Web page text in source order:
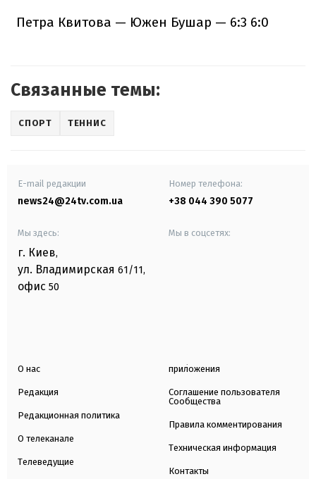
Петра Квитова — Южен Бушар — 6:3 6:0
Связанные темы:
СПОРТ ТЕННИС
E-mail редакции
news24@24tv.com.ua
Номер телефона:
+38 044 390 5077
Мы здесь:
г. Киев,
ул. Владимирская 61/11,
офис 50
Мы в соцсетях:
О нас
Редакция
Редакционная политика
О телеканале
Телеведущие
приложения
Соглашение пользователя
Сообщества
Правила комментирования
Техническая информация
Контакты